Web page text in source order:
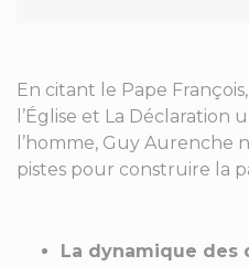
En citant le Pape
l’Église et La Déclaration
l’homme, Guy Aurenche
pistes pour construire la
La dynamique des